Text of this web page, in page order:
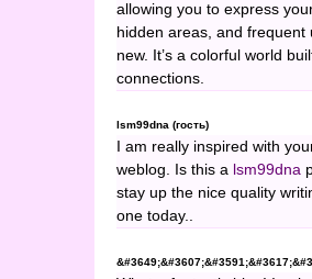
allowing you to express
hidden areas, and
new. It’s a colorful world
connections.
lsm99dna (гость)
I am really inspired with
weblog. Is this a lsm99dna
stay up the nice quality
one today..